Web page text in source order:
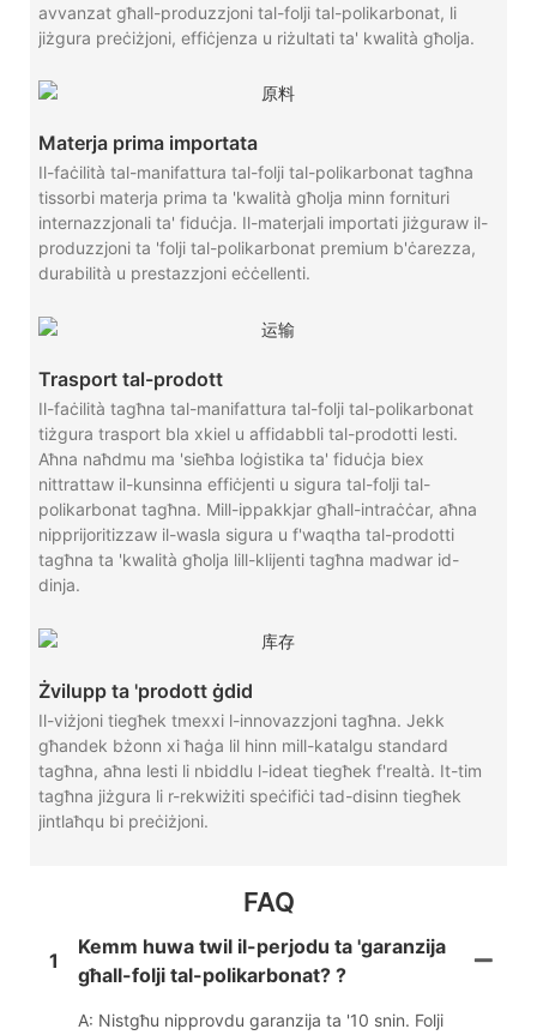
avvanzat għall-produzzjoni tal-folji tal-polikarbonat, li
jiżgura preċiżjoni, effiċjenza u riżultati ta' kwalità għolja.
Materja prima importata
Il-faċilità tal-manifattura tal-folji tal-polikarbonat tagħna
tissorbi materja prima ta 'kwalità għolja minn fornituri
internazzjonali ta' fiduċja. Il-materjali importati jiżguraw il-
produzzjoni ta 'folji tal-polikarbonat premium b'ċarezza,
durabilità u prestazzjoni eċċellenti.
Trasport tal-prodott
Il-faċilità tagħna tal-manifattura tal-folji tal-polikarbonat
tiżgura trasport bla xkiel u affidabbli tal-prodotti lesti.
Aħna naħdmu ma 'sieħba loġistika ta' fiduċja biex
nittrattaw il-kunsinna effiċjenti u sigura tal-folji tal-
polikarbonat tagħna. Mill-ippakkjar għall-intraċċar, aħna
nipprijoritizzaw il-wasla sigura u f'waqtha tal-prodotti
tagħna ta 'kwalità għolja lill-klijenti tagħna madwar id-
dinja.
Żvilupp ta 'prodott ġdid
Il-viżjoni tiegħek tmexxi l-innovazzjoni tagħna. Jekk
għandek bżonn xi ħaġa lil hinn mill-katalgu standard
tagħna, aħna lesti li nbiddlu l-ideat tiegħek f'realtà. It-tim
tagħna jiżgura li r-rekwiżiti speċifiċi tad-disinn tiegħek
jintlaħqu bi preċiżjoni.
FAQ
1
Kemm huwa twil il-perjodu ta 'garanzija
għall-folji tal-polikarbonat? ?
A: Nistgħu nipprovdu garanzija ta '10 snin. Folji